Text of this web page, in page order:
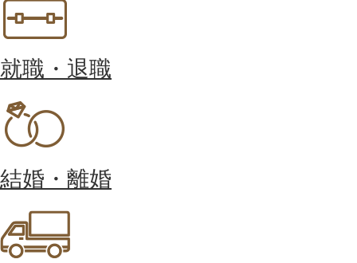
就職・退職
結婚・離婚